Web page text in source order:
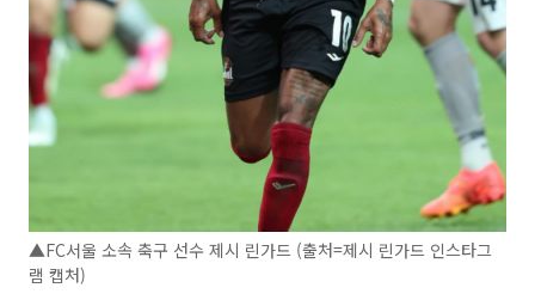
▲FC서울 소속 축구 선수 제시 린가드 (출처=제시 린가드 인스타그
램 캡처)